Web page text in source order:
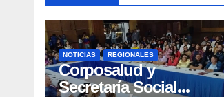
NOTICIAS REGIONALES
Corposalud y
Secretaría Social